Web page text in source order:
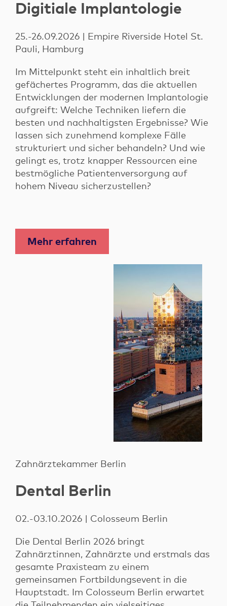
Digitiale Implantologie
25.-26.09.2026 | Empire Riverside Hotel St.
Pauli, Hamburg
Im Mittelpunkt steht ein inhaltlich breit
gefächertes Programm, das die aktuellen
Entwicklungen der modernen Implantologie
aufgreift: Welche Techniken liefern die
besten und nachhaltigsten Ergebnisse? Wie
lassen sich zunehmend komplexe Fälle
strukturiert und sicher behandeln? Und wie
gelingt es, trotz knapper Ressourcen eine
bestmögliche Patientenversorgung auf
hohem Niveau sicherzustellen?
Mehr erfahren
Zahnärztekammer Berlin
Dental Berlin
02.-03.10.2026 | Colosseum Berlin
Die Dental Berlin 2026 bringt
Zahnärztinnen, Zahnärzte und erstmals das
gesamte Praxisteam zu einem
gemeinsamen Fortbildungsevent in die
Hauptstadt. Im Colosseum Berlin erwartet